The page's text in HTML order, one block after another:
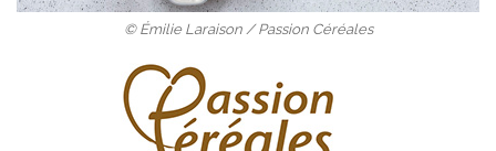
© Émilie Laraison / Passion Céréales